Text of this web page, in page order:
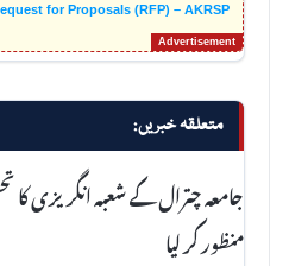
for Proposals (RFP) – AKRSP
متعلقہ خبریں:
جامعہ چترال کے شعبہ انگریزی
منظور کر لیا